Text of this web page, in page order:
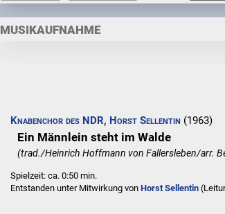
MUSIKAUFNAHME
Knabenchor des NDR, Horst Sellentin (1963)
Ein Männlein steht im Walde
(trad./Heinrich Hoffmann von Fallersleben/arr.
Spielzeit: ca. 0:50 min.
Entstanden unter Mitwirkung von Horst Sellentin